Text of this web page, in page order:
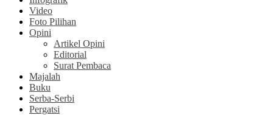
Video
Foto Pilihan
Opini
Artikel Opini
Editorial
Surat Pembaca
Majalah
Buku
Serba-Serbi
Pergatsi